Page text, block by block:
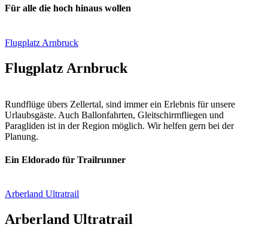
Für alle die hoch hinaus wollen
Flugplatz Arnbruck
Flugplatz Arnbruck
Rundflüge übers Zellertal, sind immer ein Erlebnis für unsere
Urlaubsgäste. Auch Ballonfahrten, Gleitschirmfliegen und
Paragliden ist in der Region möglich. Wir helfen gern bei der
Planung.
Ein Eldorado für Trailrunner
Arberland Ultratrail
Arberland Ultratrail